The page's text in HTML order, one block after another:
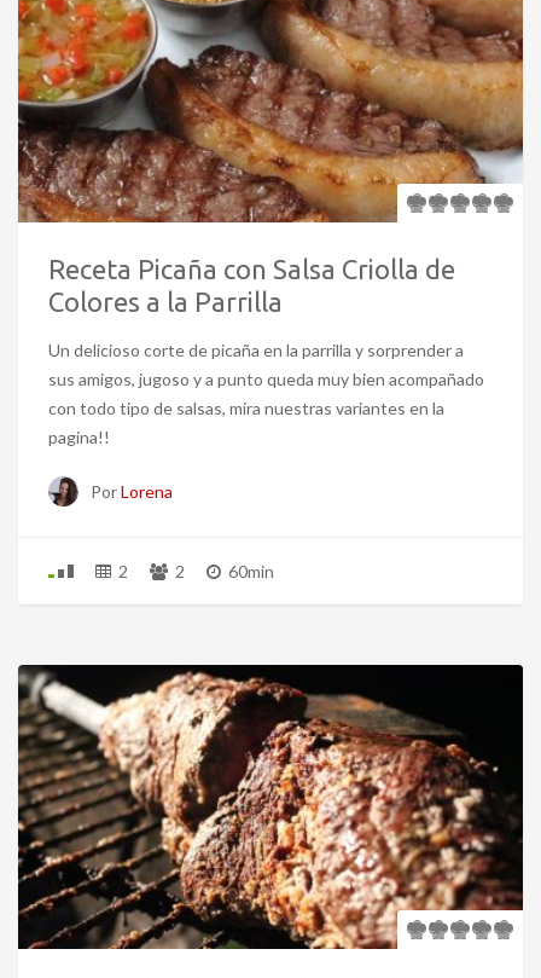
Receta Picaña con Salsa Criolla de
Colores a la Parrilla
Un delicioso corte de picaña en la parrilla y sorprender a
sus amigos, jugoso y a punto queda muy bien acompañado
con todo tipo de salsas, mira nuestras variantes en la
pagina!!
PorLorena
2 2 60min